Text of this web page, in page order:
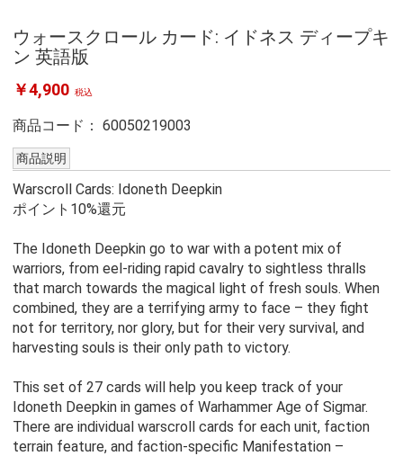
ウォースクロール カード: イドネス ディープキ
ン 英語版
￥4,900 税込
商品コード： 60050219003
商品説明
Warscroll Cards: Idoneth Deepkin
ポイント10%還元
The Idoneth Deepkin go to war with a potent mix of
warriors, from eel-riding rapid cavalry to sightless thralls
that march towards the magical light of fresh souls. When
combined, they are a terrifying army to face – they fight
not for territory, nor glory, but for their very survival, and
harvesting souls is their only path to victory.
This set of 27 cards will help you keep track of your
Idoneth Deepkin in games of Warhammer Age of Sigmar.
There are individual warscroll cards for each unit, faction
terrain feature, and faction-specific Manifestation –